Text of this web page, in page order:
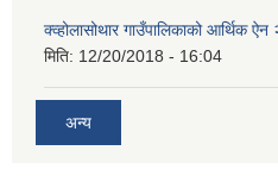
क्व्होलासोथार गाउँपालिकाको आर्थिक
मिति: 12/20/2018 - 16:04
अन्य